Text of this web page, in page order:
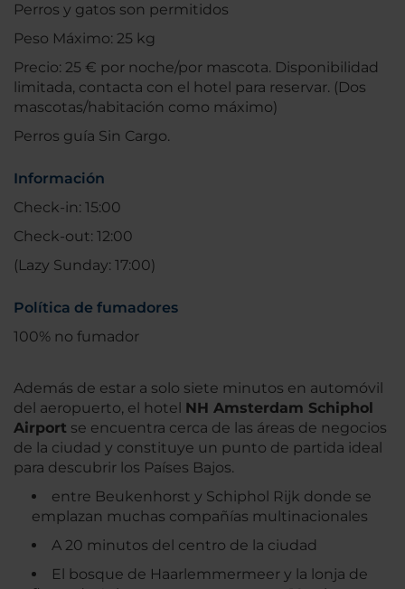
Perros y gatos son permitidos
Peso Máximo: 25 kg
Precio: 25 € por noche/por mascota. Disponibilidad
limitada, contacta con el hotel para reservar. (Dos
mascotas/habitación como máximo)
Perros guía Sin Cargo.
Información
Check-in: 15:00
Check-out: 12:00
(Lazy Sunday: 17:00)
Política de fumadores
100% no fumador
Además de estar a solo siete minutos en automóvil
del aeropuerto, el hotel NH Amsterdam Schiphol
Airport se encuentra cerca de las áreas de negocios
de la ciudad y constituye un punto de partida ideal
para descubrir los Países Bajos.
entre Beukenhorst y Schiphol Rijk donde se
emplazan muchas compañías multinacionales
A 20 minutos del centro de la ciudad
El bosque de Haarlemmermeer y la lonja de